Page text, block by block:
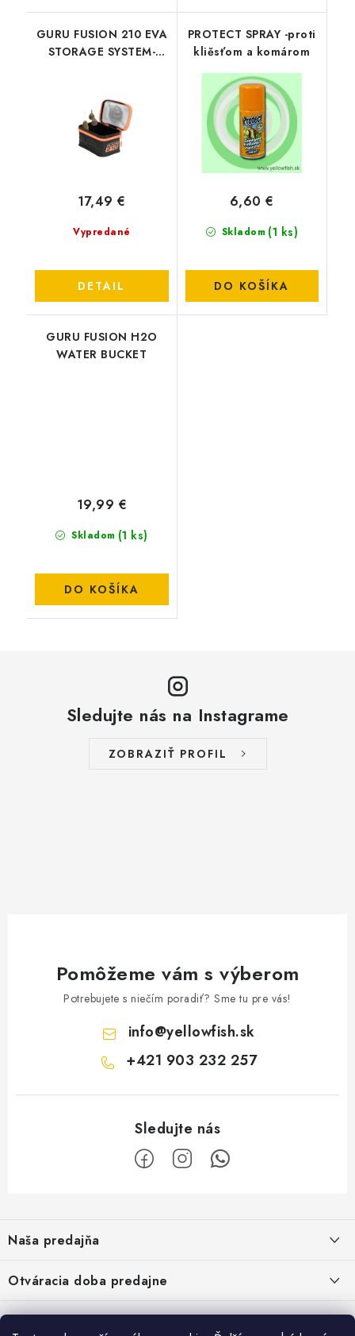
GURU FUSION 210 EVA
STORAGE SYSTEM-
Vypredané
17,49 €
DETAIL
PROTECT SPRAY -proti
kliěsťom a komárom
Skladom (1 ks)
6,60 €
DO KOŠÍKA
GURU FUSION H2O
WATER BUCKET
Skladom (1 ks)
19,99 €
DO KOŠÍKA
Sledujte nás na Instagrame
ZOBRAZIŤ PROFIL
Pomôžeme vám s výberom
Potrebujete s niečím poradiť? Sme tu pre vás!
info@yellowfish.sk
+421 903 232 257
p
ä
i
Naša predajňa
Námestie Slobody 1164/1,
946 32 Marcelová
Google map - plánovanie cesty
Otváracia doba predajne
Pondelok-Piatok: 8.00-17.00 hod.